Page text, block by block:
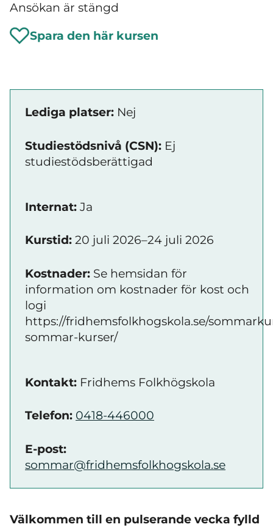
Ansökan är stängd
Spara den här kursen
Lediga platser: Nej
Studiestödsnivå (CSN): Ej
studiestödsberättigad
Internat: Ja
Kurstid: 20 juli 2026–24 juli 2026
Kostnader: Se hemsidan för
information om kostnader för kost och
logi
https://fridhemsfolkhogskola.se/
sommar-kurser/
Kontakt: Fridhems Folkhögskola
Telefon: 0418-446000
E-post:
sommar@fridhemsfolkhogskola.se
Välkommen till en pulserande vecka fylld